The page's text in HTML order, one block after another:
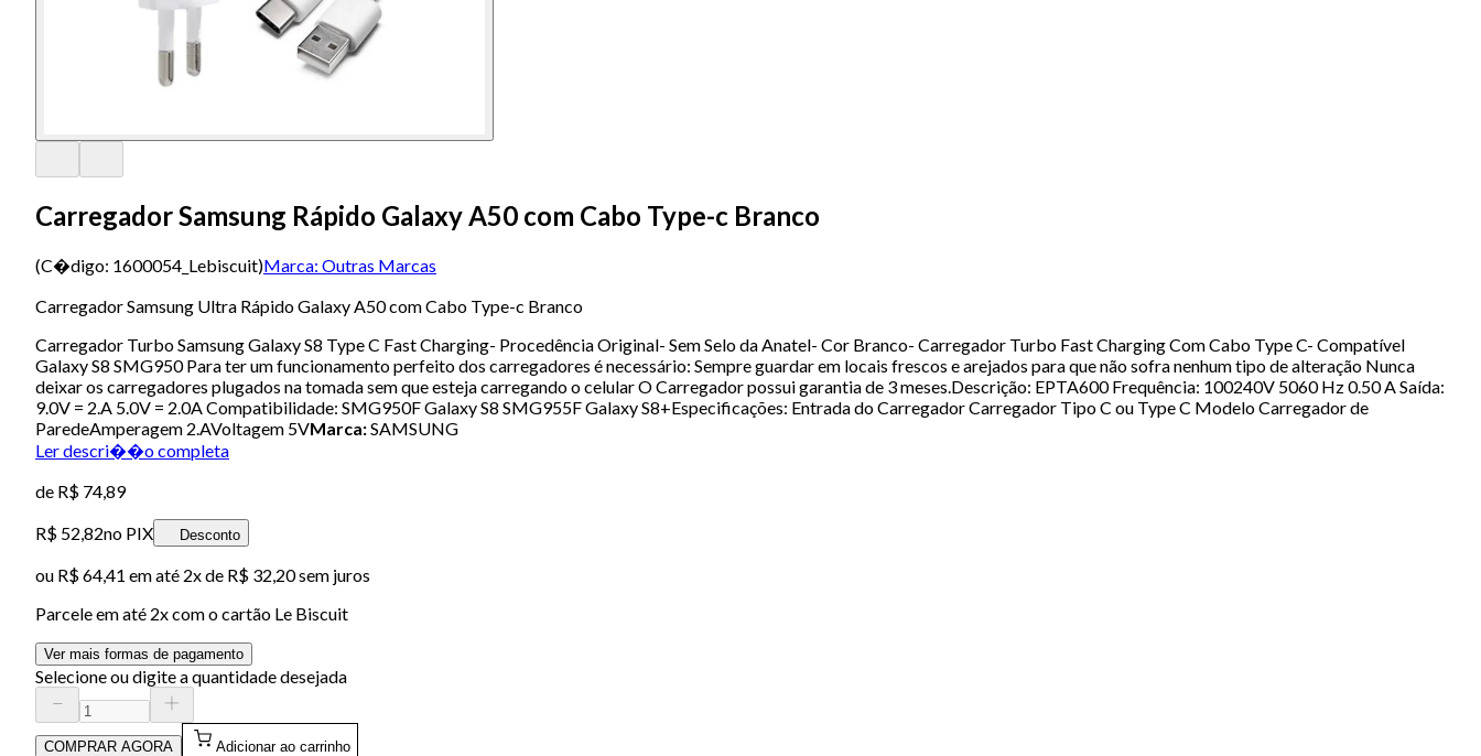
Carregador Samsung Rápido Galaxy A50 com Cabo Type-c Branco
(C�digo: 1600054_Lebiscuit)Marca: Outras Marcas
Carregador Samsung Ultra Rápido Galaxy A50 com Cabo Type-c Branco
Carregador Turbo Samsung Galaxy S8 Type C Fast Charging- Procedência Original- Sem Selo da Anatel- Cor Branco- Carregador Turbo Fast Charging Com Cabo Type C- Compatível
Galaxy S8 SMG950 Para ter um funcionamento perfeito dos carregadores é necessário: Sempre guardar em locais frescos e arejados para que não sofra nenhum tipo de alteração Nunca
deixar os carregadores plugados na tomada sem que esteja carregando o celular O Carregador possui garantia de 3 meses.Descrição: EPTA600 Frequência: 100240V 5060 Hz 0.50 A Saída:
9.0V = 2.A 5.0V = 2.0A Compatibilidade: SMG950F Galaxy S8 SMG955F Galaxy S8+Especificações: Entrada do Carregador Carregador Tipo C ou Type C Modelo Carregador de
ParedeAmperagem 2.AVoltagem 5VMarca:SAMSUNG
Ler descri��o completa
de R$ 74,89
R$ 52,82no PIX Desconto
ou R$ 64,41 em até 2x de R$ 32,20 sem juros
Parcele em até 2x com o cartão Le Biscuit
Ver mais formas de pagamento
Selecione ou digite a quantidade desejada
COMPRAR AGORA Adicionar ao carrinho